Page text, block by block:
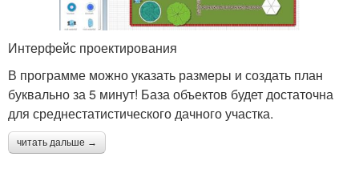
Интерфейс проектирования
В программе можно указать размеры и создать план
буквально за 5 минут! База объектов будет достаточна
для среднестатистического дачного участка.
читать дальше →